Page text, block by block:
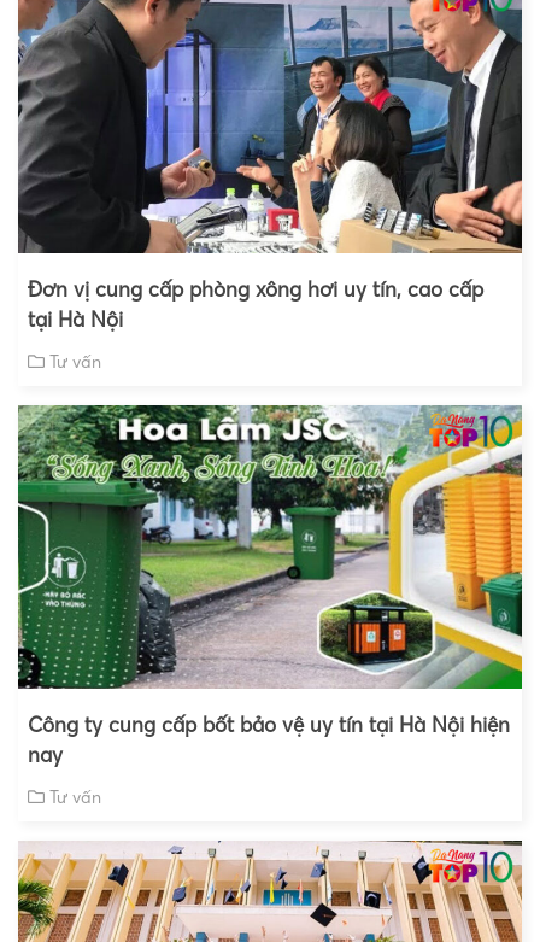
Đơn vị cung cấp phòng xông hơi uy tín, cao cấp
tại Hà Nội
Tư vấn
Công ty cung cấp bốt bảo vệ uy tín tại Hà Nội hiện
nay
Tư vấn